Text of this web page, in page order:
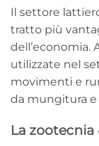
Il settore
tratto più
dell’economia.
utilizzate nel
movimenti e
da mungitura e
La zootecnia